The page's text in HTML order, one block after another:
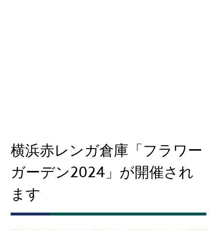
横浜赤レンガ倉庫「フラワー
ガーデン2024」が開催され
ます